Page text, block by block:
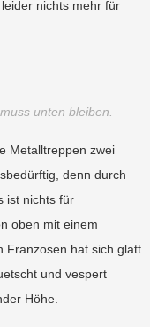
nichts mehr für
unten bleiben.
Metalltreppen zwei
denn durch
ist nichts für
oben mit einem
Franzosen hat sich glatt
und vespert
Höhe.